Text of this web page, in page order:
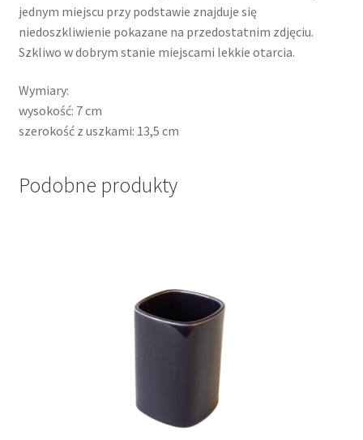
jednym miejscu przy podstawie znajduje się
niedoszkliwienie pokazane na przedostatnim zdjęciu.
Szkliwo w dobrym stanie miejscami lekkie otarcia.
Wymiary:
wysokość: 7 cm
szerokość z uszkami: 13,5 cm
Podobne produkty